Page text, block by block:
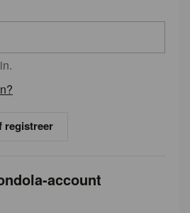
registreer
account